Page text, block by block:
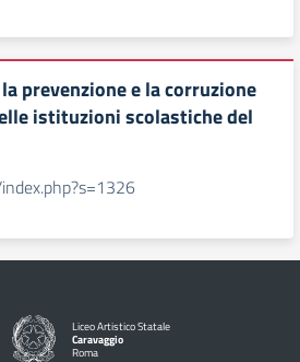
prevenzione e la corruzione
istituzioni scolastiche del
Liceo Artistico Statale
Caravaggio
Roma